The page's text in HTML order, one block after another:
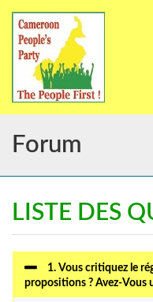
Forum
LISTE DES
1. Vous critiquez le
propositions ? Avez-Vous